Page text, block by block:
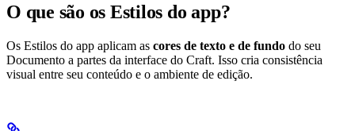
O que são os Estilos do app?
Os Estilos do app aplicam as cores de texto e de fundo do seu
Documento a partes da interface do Craft. Isso cria consistência
visual entre seu conteúdo e o ambiente de edição.